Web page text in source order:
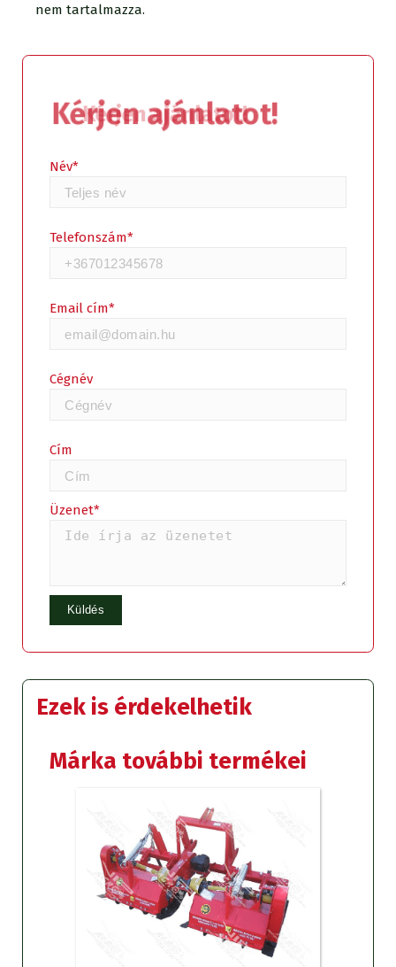
nem tartalmazza.
Kérjen ajánlatot!
Név*
Telefonszám*
Email cím*
Cégnév
Cím
Üzenet*
Ezek is érdekelhetik
Márka további termékei